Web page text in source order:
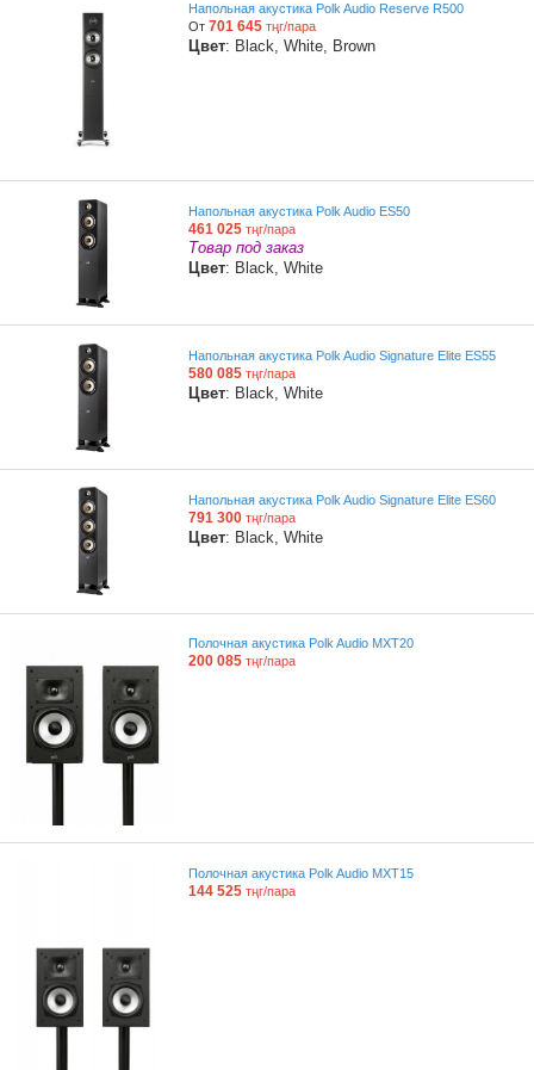
Напольная акустика Polk Audio Reserve R500
От 701 645 тңг/пара
Цвет: Black, White, Brown
Напольная акустика Polk Audio ES50
461 025 тңг/пара
Товар под заказ
Цвет: Black, White
Напольная акустика Polk Audio Signature Elite ES55
580 085 тңг/пара
Цвет: Black, White
Напольная акустика Polk Audio Signature Elite ES60
791 300 тңг/пара
Цвет: Black, White
Полочная акустика Polk Audio MXT20
200 085 тңг/пара
Полочная акустика Polk Audio MXT15
144 525 тңг/пара